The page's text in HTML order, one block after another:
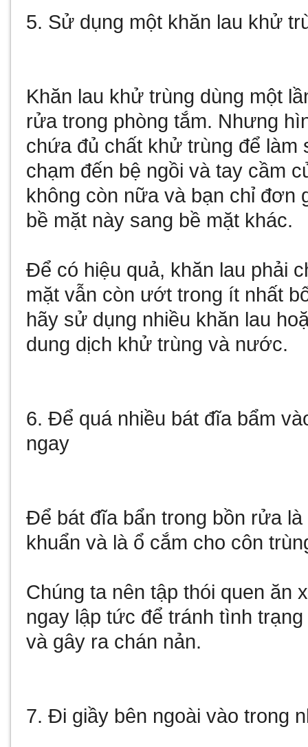
5. Sử dụng một khăn lau khử
Khăn lau khử trùng dùng một
rửa trong phòng tắm. Nhưng
chứa đủ chất khử trùng để làm
chạm đến bệ ngồi và tay cầm
không còn nữa và bạn chỉ đơn
bề mặt này sang bề mặt khác.
Để có hiệu quả, khăn lau phải
mặt vẫn còn ướt trong ít nhất
hãy sử dụng nhiều khăn lau
dung dịch khử trùng và nước.
6. Để quá nhiều bát đĩa bẩm
ngay
Để bát đĩa bẩn trong bồn rửa
khuẩn và là ổ cắm cho côn
Chúng ta nên tập thói quen ăn
ngay lập tức để tránh tình
và gây ra chán nản.
7. Đi giầy bên ngoài vào trong